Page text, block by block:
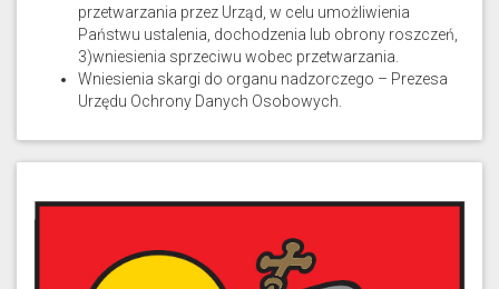
przetwarzania przez Urząd, w celu umożliwienia
Państwu ustalenia, dochodzenia lub obrony roszczeń,
3)wniesienia sprzeciwu wobec przetwarzania.
Wniesienia skargi do organu nadzorczego – Prezesa
Urzędu Ochrony Danych Osobowych.